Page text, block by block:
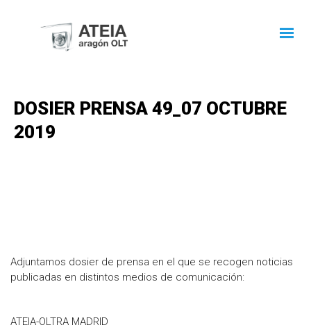
DOSIER PRENSA 49_07 OCTUBRE
2019
Adjuntamos dosier de prensa en el que se recogen noticias
publicadas en distintos medios de comunicación:
ATEIA-OLTRA MADRID